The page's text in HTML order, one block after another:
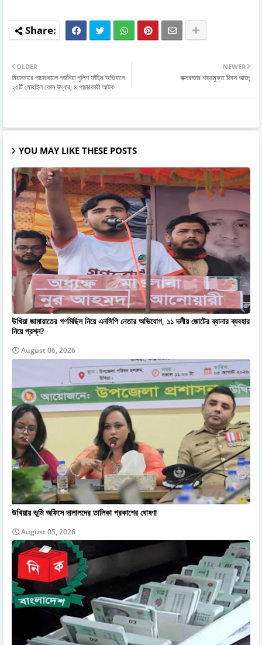
NEWER
কক্সবাজার শক্রমুক্ত দিবস আজ;
OLDER
মিয়ানমারে পাচারকালে গর্জনিয়া পুলিশ ফাঁড়ির অভিযানে
২৫টি মোবাইল ফোন উদ্ধার; ৪ পাচারকারী আটক
YOU MAY LIKE THESE POSTS
উখিয়া জামায়াতের গণমিছিল নিয়ে এনসিপি নেতার অভিযোগ, ১১ দলীয় জোটের ব্যানার ব্যবহার
নিয়ে প্রশ্ন?
August 06, 2026
উখিয়ায় ভূমি অফিসে দালালদের তালিকা প্রকাশের ঘোষণা
August 05, 2026